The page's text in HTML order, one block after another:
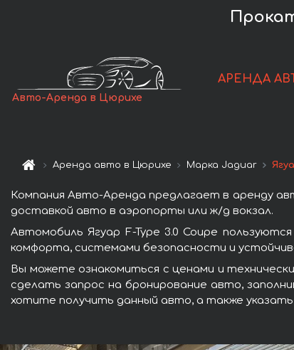
Авто-Аренда в Цюрихе
АРЕНДА
Аренда авто в Цюрихе Марка Jaguar
Компания Авто-Аренда предлагает в аренду
доставкой авто в аэропорты или ж/д вокзал.
Автомобиль Ягуар F-Type 3.0 Coupe
комфорта, системами безопасности и
Вы можете ознакомиться с ценами и
сделать запрос на бронирование авто,
хотите получить данный авто, а также